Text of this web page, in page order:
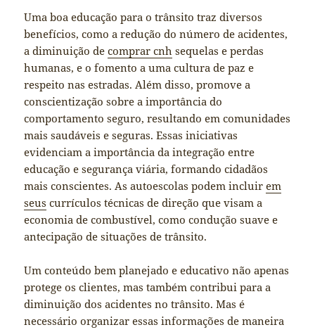
Uma boa educação para o trânsito traz diversos
benefícios, como a redução do número de acidentes,
a diminuição decomprar cnh sequelas e perdas
humanas, e o fomento a uma cultura de paz e
respeito nas estradas. Além disso, promove a
conscientização sobre a importância do
comportamento seguro, resultando em comunidades
mais saudáveis e seguras. Essas iniciativas
evidenciam a importância da integração entre
educação e segurança viária, formando cidadãos
mais conscientes. As autoescolas podem incluirem
seus currículos técnicas de direção que visam a
economia de combustível, como condução suave e
antecipação de situações de trânsito.
Um conteúdo bem planejado e educativo não apenas
protege os clientes, mas também contribui para a
diminuição dos acidentes no trânsito. Mas é
necessário organizar essas informações de maneira